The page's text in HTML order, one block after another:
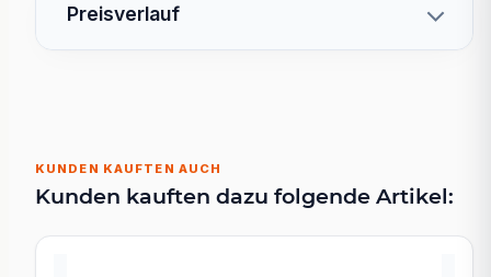
Preisverlauf
KUNDEN KAUFTEN AUCH
Kunden kauften dazu folgende Artikel: